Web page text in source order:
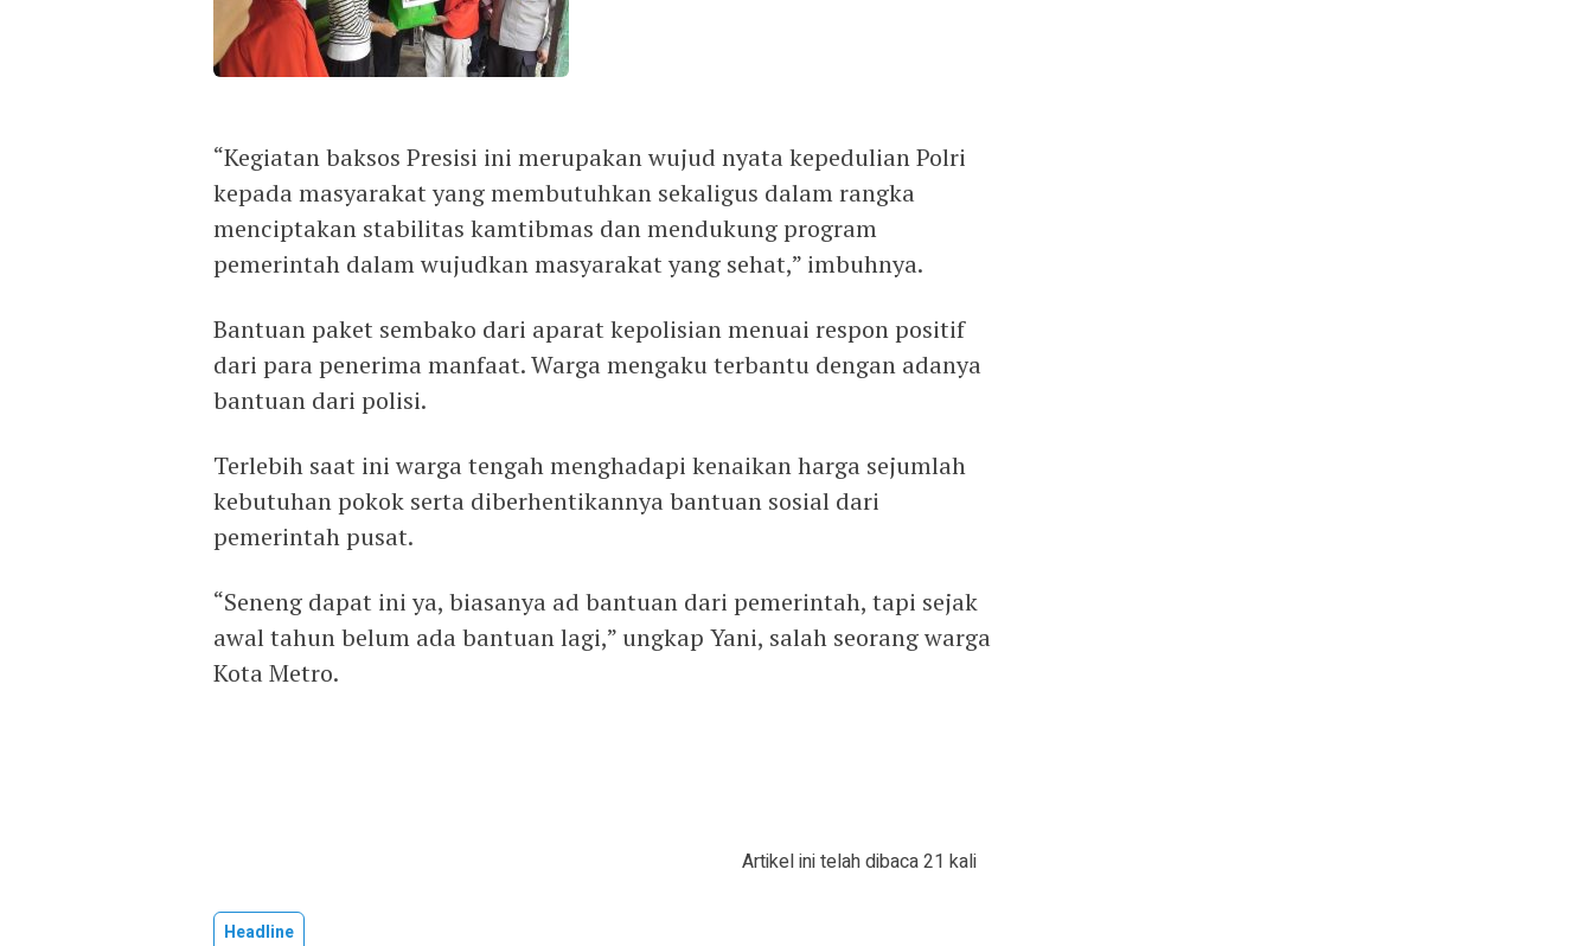
“Kegiatan baksos Presisi ini merupakan wujud nyata kepedulian Polri
kepada masyarakat yang membutuhkan sekaligus dalam rangka
menciptakan stabilitas kamtibmas dan mendukung program
pemerintah dalam wujudkan masyarakat yang sehat,” imbuhnya.
Bantuan paket sembako dari aparat kepolisian menuai respon positif
dari para penerima manfaat. Warga mengaku terbantu dengan adanya
bantuan dari polisi.
Terlebih saat ini warga tengah menghadapi kenaikan harga sejumlah
kebutuhan pokok serta diberhentikannya bantuan sosial dari
pemerintah pusat.
“Seneng dapat ini ya, biasanya ad bantuan dari pemerintah, tapi sejak
awal tahun belum ada bantuan lagi,” ungkap Yani, salah seorang warga
Kota Metro.
Artikel ini telah dibaca 21 kali
Headline